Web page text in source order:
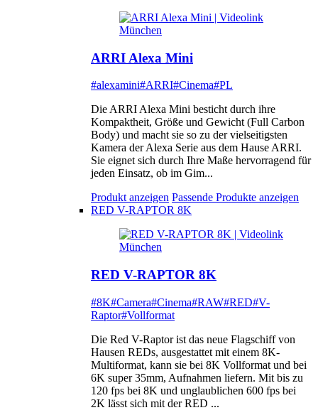
ARRI Alexa Mini
#alexamini#ARRI#Cinema#PL
Die ARRI Alexa Mini besticht durch ihre
Kompaktheit, Größe und Gewicht (Full Carbon
Body) und macht sie so zu der vielseitigsten
Kamera der Alexa Serie aus dem Hause ARRI.
Sie eignet sich durch Ihre Maße hervorragend für
jeden Einsatz, ob im Gim...
Produkt anzeigen Passende Produkte anzeigen
RED V-RAPTOR 8K
RED V-RAPTOR 8K
#8K#Camera#Cinema#RAW#RED#V-
Raptor#Vollformat
Die Red V-Raptor ist das neue Flagschiff von
Hausen REDs, ausgestattet mit einem 8K-
Multiformat, kann sie bei 8K Vollformat und bei
6K super 35mm, Aufnahmen liefern. Mit bis zu
120 fps bei 8K und unglaublichen 600 fps bei
2K lässt sich mit der RED ...